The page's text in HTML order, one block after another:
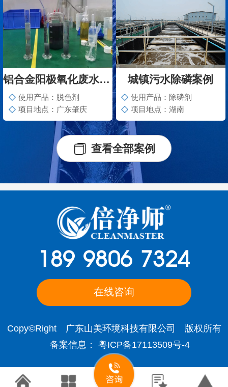
铝合金阳极氧化废水脱色案例
使用产品：脱色剂
项目地点：广东肇庆
城镇污水除磷案例
使用产品：除磷剂
项目地点：湖南
查看全部案例
189 9806 7324
在线咨询
Copy©Right 广东山美环境科技有限公司 版权所有
备案信息： 粤ICP备17113509号-4